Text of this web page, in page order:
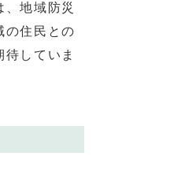
地域防災
の住民との
していま